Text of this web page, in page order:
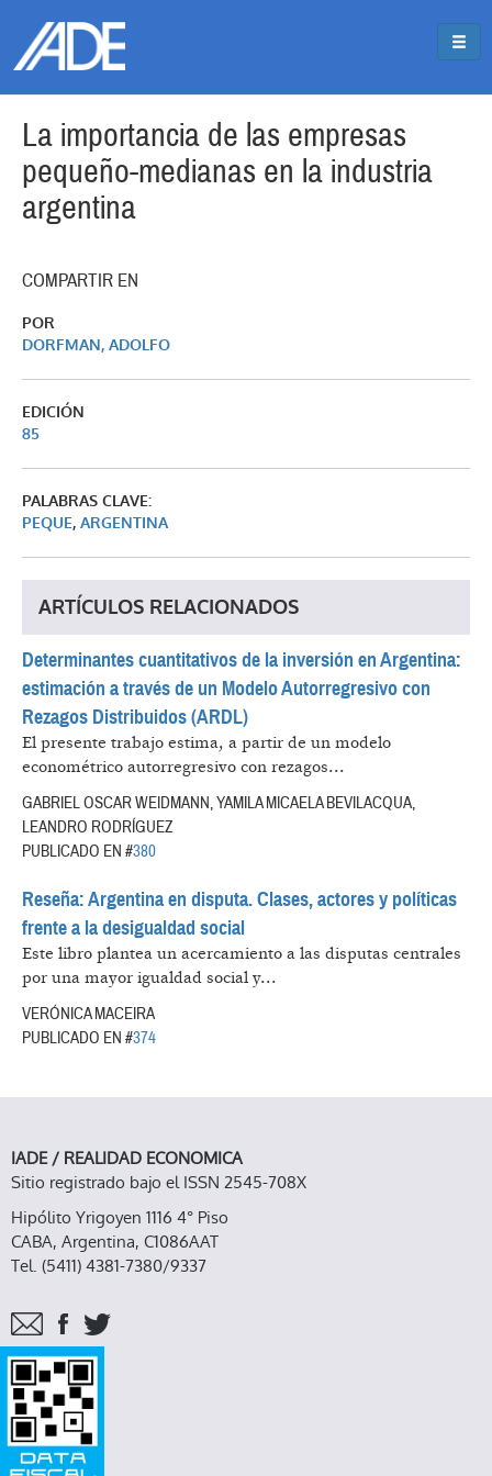
La importancia de las empresas
pequeño-medianas en la industria
argentina
COMPARTIR EN
POR
DORFMAN, ADOLFO
EDICIÓN
85
PALABRAS CLAVE:
PEQUE, ARGENTINA
ARTÍCULOS RELACIONADOS
Determinantes cuantitativos de la inversión en Argentina:
estimación a través de un Modelo Autorregresivo con
Rezagos Distribuidos (ARDL)
El presente trabajo estima, a partir de un modelo
econométrico autorregresivo con rezagos...
GABRIEL OSCAR WEIDMANN, YAMILA MICAELA BEVILACQUA,
LEANDRO RODRÍGUEZ
PUBLICADO EN #380
Reseña: Argentina en disputa. Clases, actores y políticas
frente a la desigualdad social
Este libro plantea un acercamiento a las disputas centrales
por una mayor igualdad social y...
VERÓNICA MACEIRA
PUBLICADO EN #374
IADE / REALIDAD ECONOMICA
Sitio registrado bajo el ISSN 2545-708X
Hipólito Yrigoyen 1116 4° Piso
CABA, Argentina, C1086AAT
Tel. (5411) 4381-7380/9337